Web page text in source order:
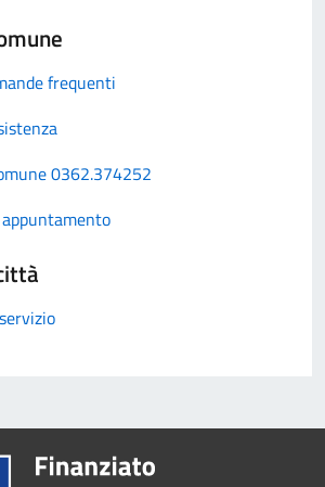
frequenti
0362.374252